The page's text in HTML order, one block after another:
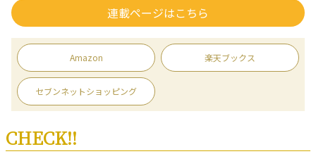
連載ページはこちら
Amazon 楽天ブックス
セブンネットショッピング
CHECK!!